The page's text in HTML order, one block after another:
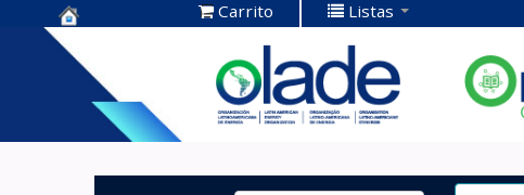
Centro de
Documentación
OLADE -
Carrito Listas